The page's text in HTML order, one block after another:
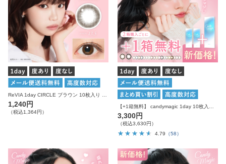
1,240円
（税込1,364円） 3,300円
（税込3,630円）
4.79
（58）